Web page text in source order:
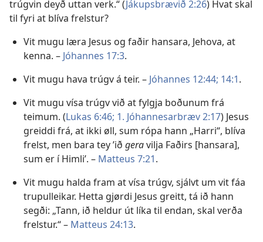
trúgvin deyð uttan verk.“ (Jákupsbrævið 2:26) Hvat skal
til fyri at blíva frelstur?
Vit mugu læra Jesus og faðir hansara, Jehova, at
kenna. – Jóhannes 17:3.
Vit mugu hava trúgv á teir. – Jóhannes 12:44; 14:1.
Vit mugu vísa trúgv við at fylgja boðunum frá
teimum. (Lukas 6:46; 1. Jóhannesarbræv 2:17) Jesus
greiddi frá, at ikki øll, sum rópa hann „Harri“, blíva
frelst, men bara tey ’ið geravilja Faðirs [hansara],
sum er í Himli’. – Matteus 7:21.
Vit mugu halda fram at vísa trúgv, sjálvt um vit fáa
trupulleikar. Hetta gjørdi Jesus greitt, tá ið hann
segði: „Tann, ið heldur út líka til endan, skal verða
frelstur.“ – Matteus 24:13.